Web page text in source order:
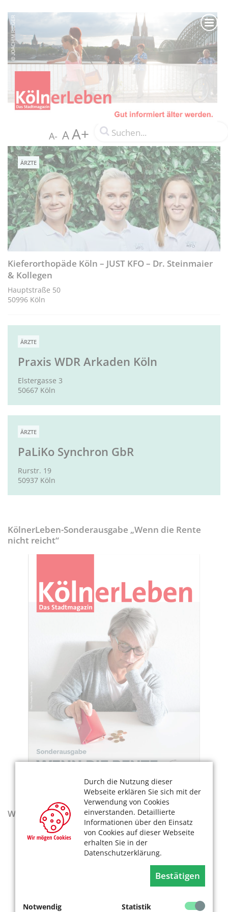
Durch die Nutzung dieser
Webseite erklären Sie sich mit der
Verwendung von Cookies
einverstanden. Detaillierte
Informationen über den Einsatz
von Cookies auf dieser Webseite
erhalten Sie in der
Datenschutzerklärung.
Bestätigen
Notwendig Statistik
A- AA+
ÄRZTE
Kieferorthopäde Köln – JUST KFO – Dr. Steinmaier
& Kollegen
Hauptstraße 50
50996 Köln
ÄRZTE
Praxis WDR Arkaden Köln
Elstergasse 3
50667 Köln
ÄRZTE
PaLiKo Synchron GbR
Rurstr. 19
50937 Köln
KölnerLeben-Sonderausgabe „Wenn die Rente
nicht reicht“
Wegweiser - Aktualisierte Ausgabe 2025–2027